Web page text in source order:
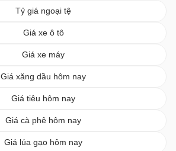
Tỷ giá ngoại tệ
Giá xe ô tô
Giá xe máy
Giá xăng dầu hôm nay
Giá tiêu hôm nay
Giá cà phê hôm nay
Giá lúa gạo hôm nay